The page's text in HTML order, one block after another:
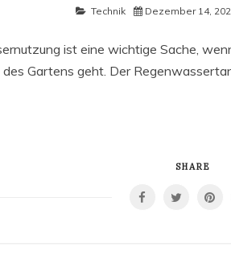
Technik Dezember 14,
ist eine wichtige Sache,
des Gartens geht. Der
SHARE